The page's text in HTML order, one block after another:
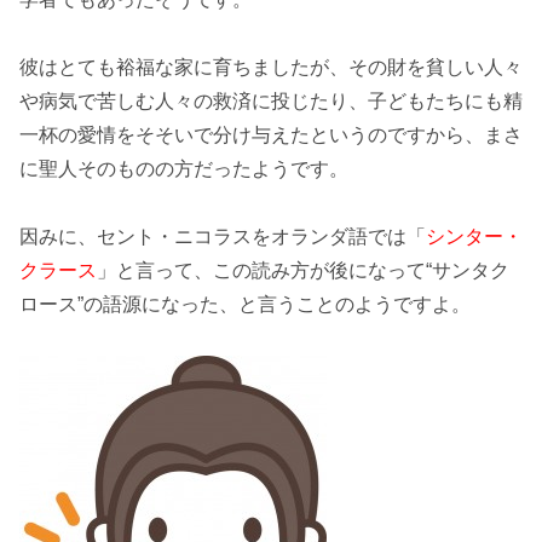
彼はとても裕福な家に育ちましたが、その財を貧しい人々
や病気で苦しむ人々の救済に投じたり、 子どもたちにも精
一杯の愛情をそそいで分け与えたというのですから、まさ
に聖人そのものの方だったようです。
因みに、セント・ニコラスをオランダ語では「 シンター・
クラース 」と言って、この読み方が後になって“サンタク
ロース”の語源になった、と言うことのようですよ。